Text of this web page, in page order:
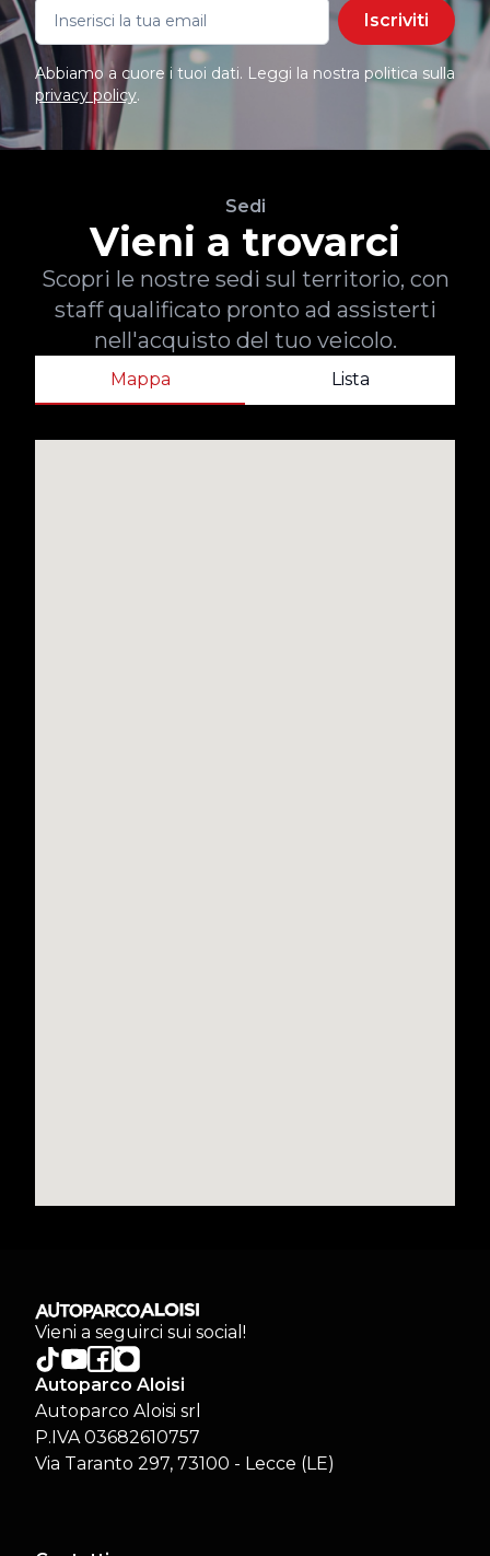
Iscriviti
Abbiamo a cuore i tuoi dati. Leggi la nostra politica sulla
privacy policy.
Sedi
Vieni a trovarci
Scopri le nostre sedi sul territorio, con
staff qualificato pronto ad assisterti
nell'acquisto del tuo veicolo.
Mappa Lista
Vieni a seguirci sui social!
Autoparco Aloisi
Autoparco Aloisi srl
P.IVA 03682610757
Via Taranto 297, 73100 - Lecce (LE)